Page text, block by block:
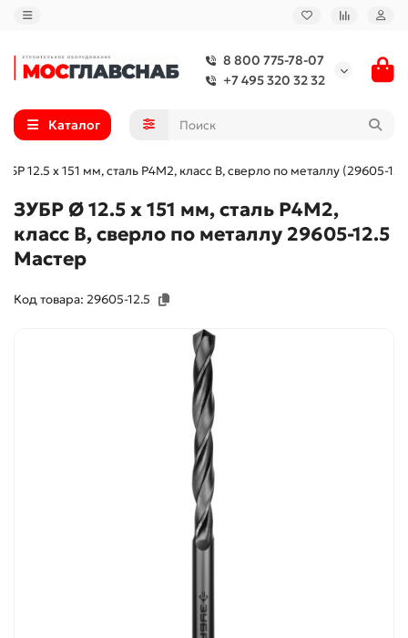
8 800 775-78-07
+7 495 320 32 32
Каталог
12.5 х 151 мм, сталь Р4М2, класс В, сверло по металлу (29605-
ЗУБР Ø 12.5 x 151 мм, сталь Р4М2,
класс В, сверло по металлу 29605-12.5
Мастер
Код товара: 29605-12.5